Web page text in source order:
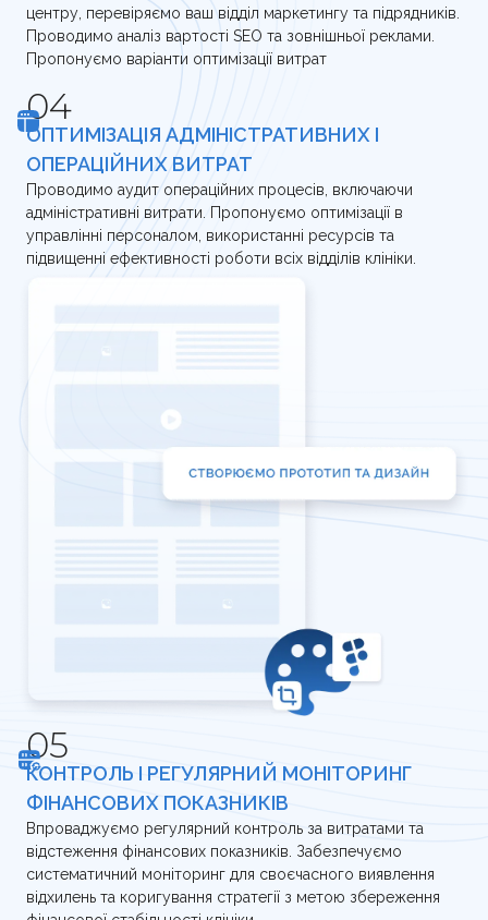
центру, перевіряємо ваш відділ маркетингу та підрядників.
Проводимо аналіз вартості SEO та зовнішньої реклами.
Пропонуємо варіанти оптимізації витрат
ОПТИМІЗАЦІЯ АДМІНІСТРАТИВНИХ І
ОПЕРАЦІЙНИХ ВИТРАТ
Проводимо аудит операційних процесів, включаючи
адміністративні витрати. Пропонуємо оптимізації в
управлінні персоналом, використанні ресурсів та
підвищенні ефективності роботи всіх відділів клініки.
КОНТРОЛЬ І РЕГУЛЯРНИЙ МОНІТОРИНГ
ФІНАНСОВИХ ПОКАЗНИКІВ
Впроваджуємо регулярний контроль за витратами та
відстеження фінансових показників. Забезпечуємо
систематичний моніторинг для своєчасного виявлення
відхилень та коригування стратегії з метою збереження